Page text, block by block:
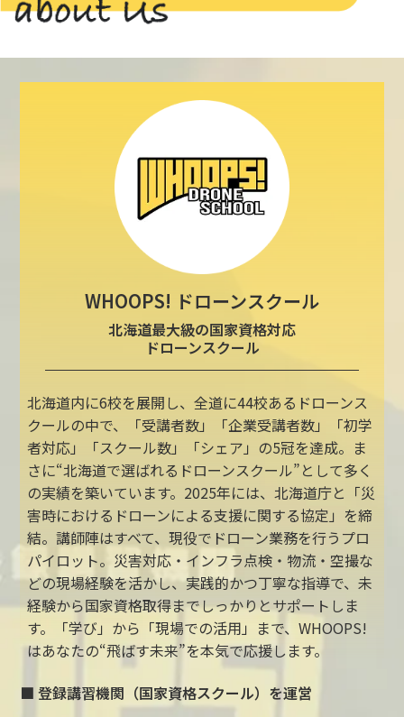
WHOOPS! ドローンスクール
北海道最大級の国家資格対応
ドローンスクール
北海道内に6校を展開し、全道に44校あるドローンス
クールの中で、「受講者数」「企業受講者数」「初学
者対応」「スクール数」「シェア」の5冠を達成。ま
さに“北海道で選ばれるドローンスクール”として多く
の実績を築いています。2025年には、北海道庁と「災
害時におけるドローンによる支援に関する協定」を締
結。講師陣はすべて、現役でドローン業務を行うプロ
パイロット。災害対応・インフラ点検・物流・空撮な
どの現場経験を活かし、実践的かつ丁寧な指導で、未
経験から国家資格取得までしっかりとサポートしま
す。「学び」から「現場での活用」まで、WHOOPS!
はあなたの“飛ばす未来”を本気で応援します。
■ 登録講習機関（国家資格スクール）を運営